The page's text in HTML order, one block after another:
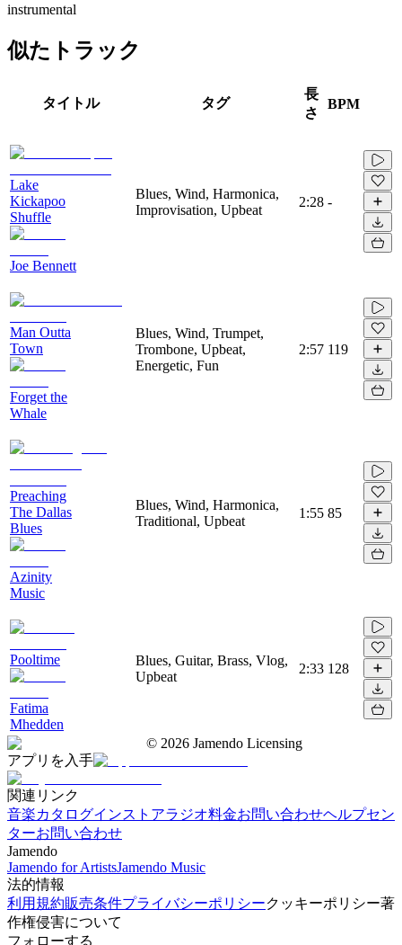
instrumental
似たトラック
タイトル タグ
長
さ
BPM
Lake
Kickapoo
Shuffle
Joe Bennett
Blues, Wind, Harmonica,
Improvisation, Upbeat
2:28 -
Man Outta
Town
Forget the
Whale
Blues, Wind, Trumpet,
Trombone, Upbeat,
Energetic, Fun
2:57 119
Preaching
The Dallas
Blues
Azinity
Music
Blues, Wind, Harmonica,
Traditional, Upbeat
1:55 85
Pooltime
Fatima
Mhedden
Blues, Guitar, Brass, Vlog,
Upbeat
2:33 128
© 2026 Jamendo Licensing
アプリを入手
関連リンク
音楽カタログインストアラジオ料金お問い合わせヘルプセン
ターお問い合わせ
Jamendo
Jamendo for ArtistsJamendo Music
法的情報
利用規約販売条件プライバシーポリシークッキーポリシー著
作権侵害について
フォローする